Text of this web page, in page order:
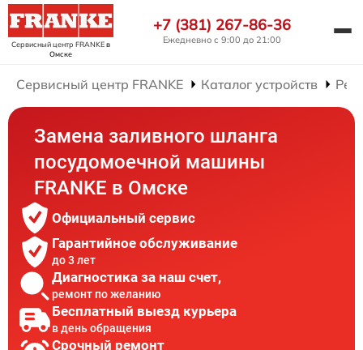
Сервисный центр FRANKEв
Омске
+7 (381) 267-86-36
Ежедневно с 9:00 до 21:00
Сервисный центр FRANKE Каталог устройств
Замена заливного шланга
посудомоечной машины
FRANKE в Омске
Официальный сервис
Гарантийное обслуживание
до 3 лет
Диагностика за наш счет,
ремонт по желанию
Бесплатный выезд курьера
в день обращения
Срочный ремонт